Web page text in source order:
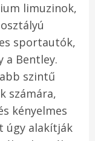
limuzinok,
sportautók,
a Bentley.
szintű
számára,
kényelmes
úgy alakítják